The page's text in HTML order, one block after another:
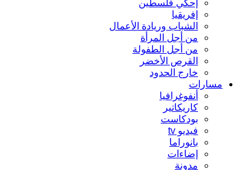
إحكي فلسطين
إفريقيا
الشباب وريادة الأعمال
من أجل المرأة
من أجل الطفولة
القرص الأخضر
خارج الحدود
مسارات
أنفوغرافيا
كاريكاتير
بودكاست
فيديو tv
بانوراما
إضاءات
مدونة